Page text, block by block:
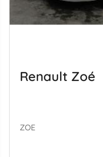
Renault Zoé
ZOE